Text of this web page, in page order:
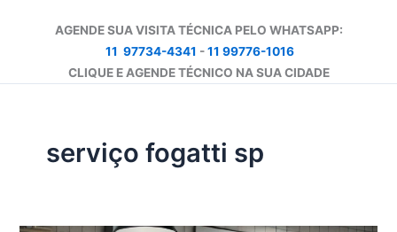
AGENDE SUA VISITA TÉCNICA PELO WHATSAPP:
11 97734-4341 -11 99776-1016
CLIQUE E AGENDE TÉCNICO NA SUA CIDADE
serviço fogatti sp